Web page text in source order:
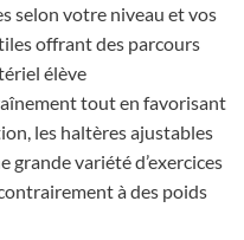
selon votre niveau et vos
offrant des parcours
élève
tout en favorisant
les haltères ajustables
variété d’exercices
à des poids